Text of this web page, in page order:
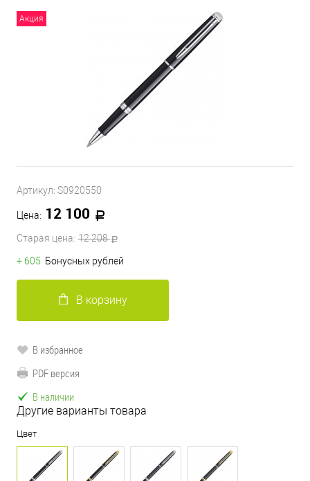
Акция
Артикул: S0920550
Цена: 12 100
Старая цена: 12 208
+ 605 Бонусных рублей
В корзину
В избранное
PDF версия
В наличии
Другие варианты товара
Цвет